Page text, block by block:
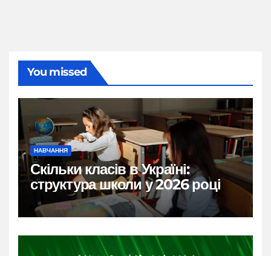
You missed
НАВЧАННЯ
Скільки класів в Україні:
структура школи у 2026 році